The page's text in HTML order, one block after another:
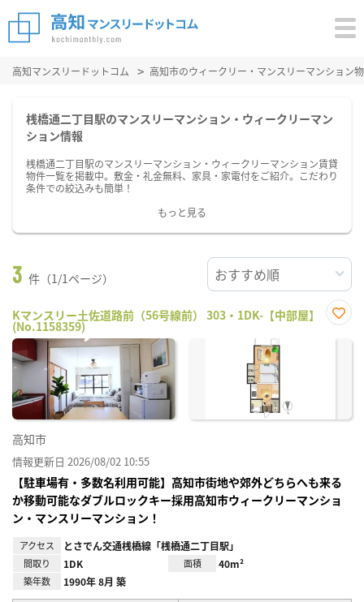
高知マンスリードットコム 高知市のウィークリー・マンスリーマンション
桟橋通二丁目駅のマンスリーマンション・ウィークリーマン
ション情報
桟橋通二丁目駅のマンスリーマンション・ウィークリーマンション賃貸
物件一覧を掲載中。敷金・礼金無料、家具・家電付をご紹介。こだわり
条件での絞込みも簡単！
もっと見る
3 件（1/1ページ）
Kマンスリー土佐道路前（56号線前） 303・1DK-【中部屋】
(No.1158359)
に入
高知市
情報更新日 2026/08/02 10:55
【駐車場有・多数名利用可能】高知市街地や郊外どちらへも来る
か移動可能なダブルロックキー採用高知市ウィークリーマンショ
ン・マンスリーマンション！
アクセス とさでん交通桟橋線「桟橋通二丁目駅」
間取り 1DK 面積 40m²
築年数 1990年 8月 築